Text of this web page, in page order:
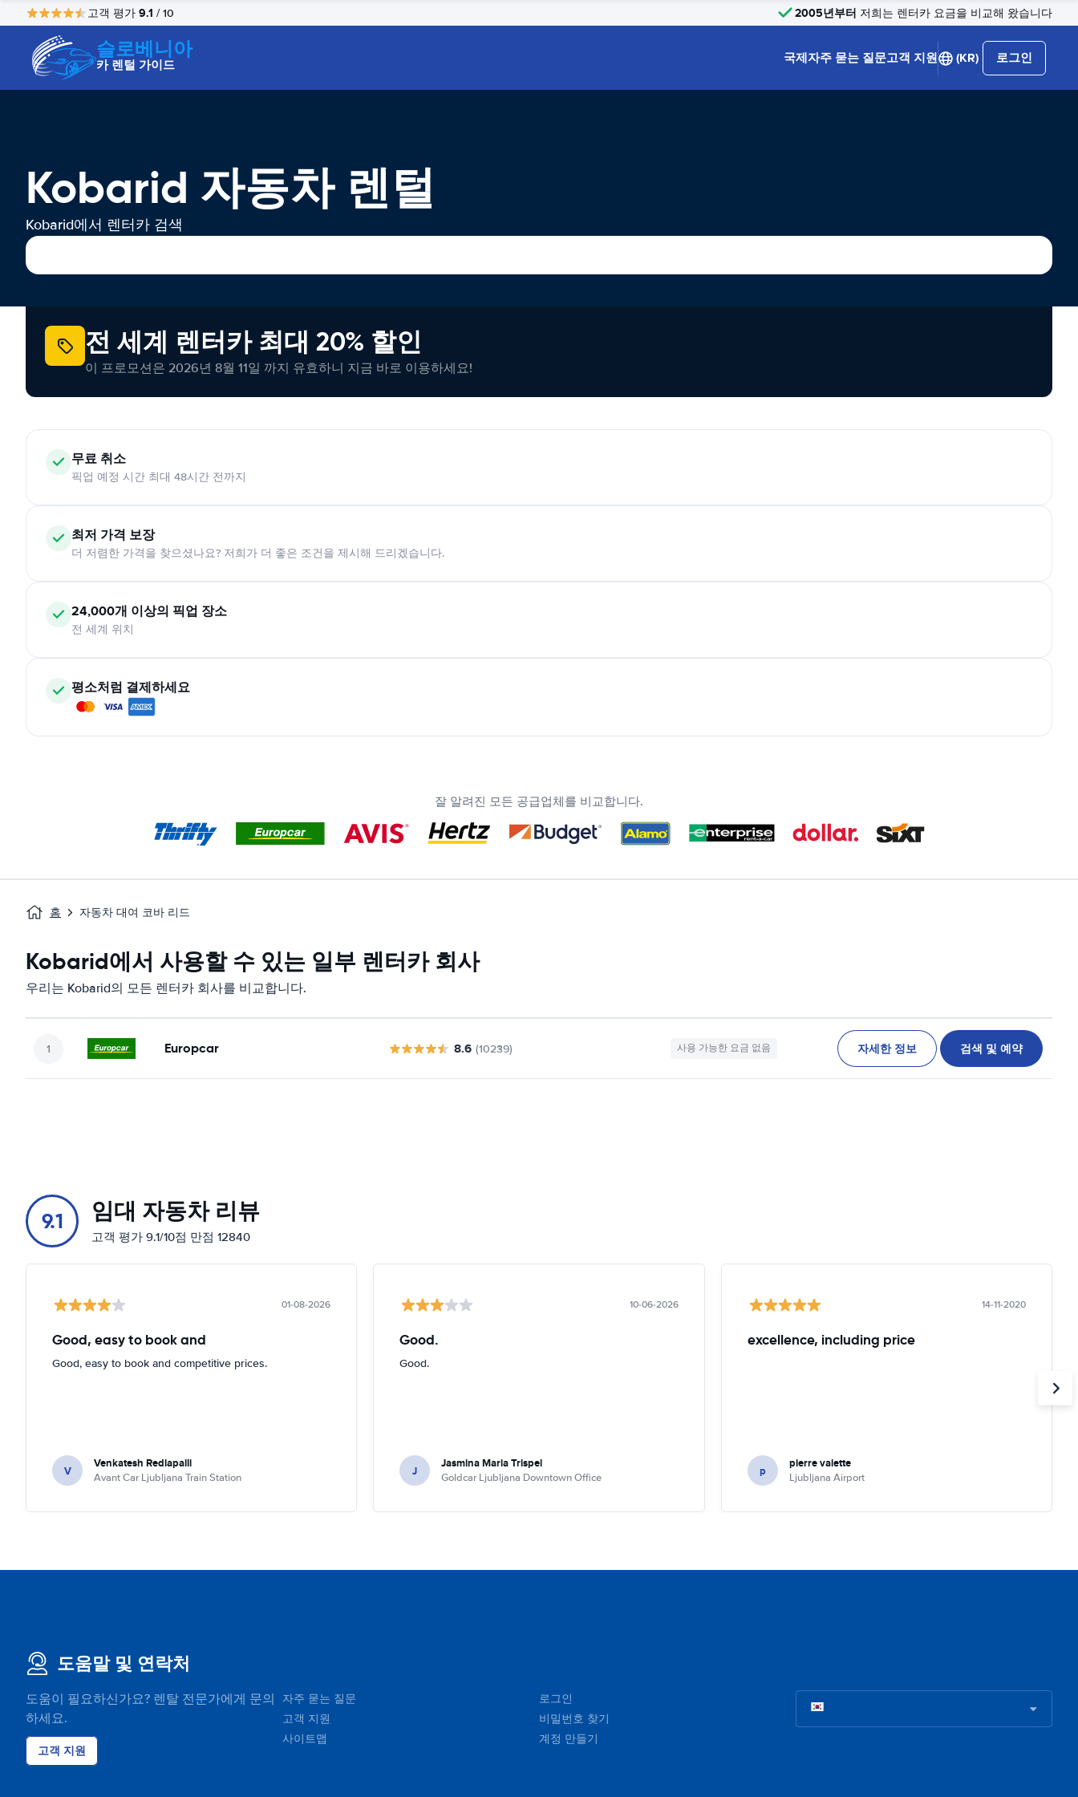
고객 평가 9.1 / 10 2005년부터 저희는 렌터카 요금을 비교해 왔습니다
슬로베니아
카 렌털 가이드 국제자주 묻는 질문고객 지원 (KR) 로그인
Kobarid 자동차 렌털
Kobarid에서 렌터카 검색
전 세계 렌터카 최대 20% 할인
이 프로모션은 2026년 8월 11일 까지 유효하니 지금 바로 이용하세요!
무료 취소
픽업 예정 시간 최대 48시간 전까지
최저 가격 보장
더 저렴한 가격을 찾으셨나요? 저희가 더 좋은 조건을 제시해 드리겠습니다.
24,000개 이상의 픽업 장소
전 세계 위치
평소처럼 결제하세요
잘 알려진 모든 공급업체를 비교합니다.
홈 자동차 대여 코바 리드
Kobarid에서 사용할 수 있는 일부 렌터카 회사
우리는 Kobarid의 모든 렌터카 회사를 비교합니다.
Europcar 8.6 (10239) 사용 가능한 요금 없음 자세한 정보 검색 및 예약
9.1 임대 자동차 리뷰
고객 평가 9.1/10점 만점 12840
01-08-2026
Good, easy to book and
Good, easy to book and competitive prices.
V Venkatesh Redlapalli
Avant Car Ljubljana Train Station
10-06-2026
Good.
Good.
J Jasmina Maria Trispel
Goldcar Ljubljana Downtown Office
14-11-2020
excellence, including price
p pierre valette
Ljubljana Airport
도움말 및 연락처
도움이 필요하신가요? 렌탈 전문가에게 문의
하세요.
고객 지원
자주 묻는 질문
고객 지원
사이트맵
로그인
비밀번호 찾기
계정 만들기